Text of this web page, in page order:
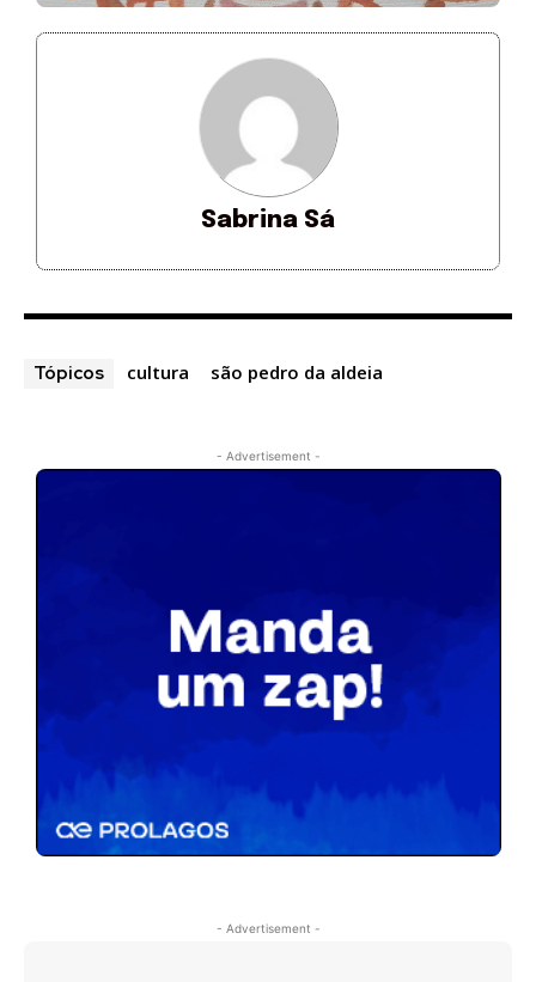
Sabrina Sá
Tópicos cultura são pedro da aldeia
- Advertisement -
- Advertisement -